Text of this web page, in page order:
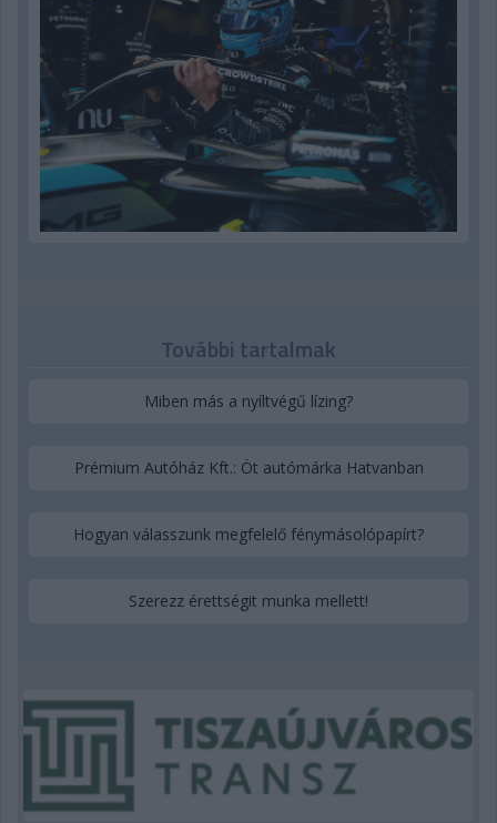
További tartalmak
Miben más a nyíltvégű lízing?
Prémium Autóház Kft.: Öt autómárka Hatvanban
Hogyan válasszunk megfelelő fénymásolópapírt?
Szerezz érettségit munka mellett!